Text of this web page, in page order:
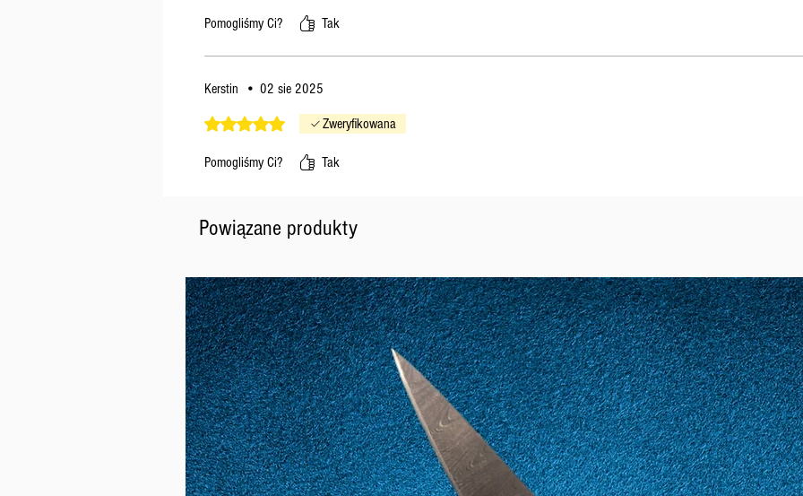
Pomogliśmy Ci? Tak
Kerstin • 02 sie 2025
Oceniono na 5 z 5 gwiazdek.
Zweryfikowana
Pomogliśmy Ci? Tak
Powiązane produkty